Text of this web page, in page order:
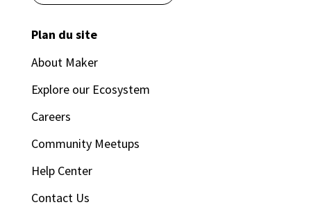
Plan du site
About Maker
Explore our Ecosystem
Careers
Community Meetups
Help Center
Contact Us